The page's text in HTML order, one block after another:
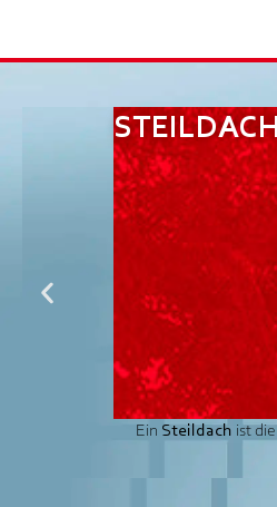
Ein Steildach ist